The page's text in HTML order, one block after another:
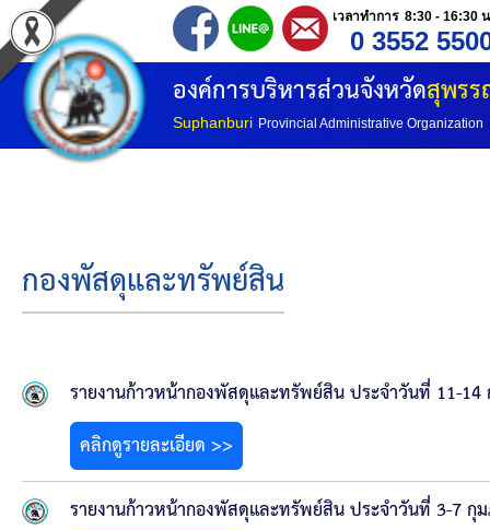
เวลาทำการ 8:30 - 16:30
0 3552
องค์การบริหารส่วนจังหวัดสุพร
Suphanburi Provincial Administrative Organization
หน้าแรก
ประวัติ อบจ
โครงสร้างองค์กร
วิสัยทัศน์
ยุทธศาสตร์การพัฒนา
กองพัสดุและทรัพย์สิน
รายงานก้าวหน้ากองพัสดุและทรัพย์สิน ประจำวันที่ 11-
คลิกดูรายละเอียด >>
รายงานก้าวหน้ากองพัสดุและทรัพย์สิน ประจำวันที่ 3-7 กุ